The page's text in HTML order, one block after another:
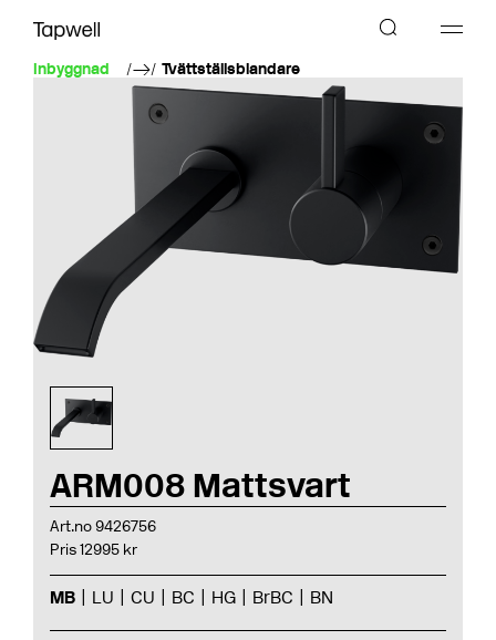
Inbyggnad Tvättställsblandare
ARM008 Mattsvart
Art.no 9426756
Pris 12995 kr
MB LU CU BC HG BrBC BN